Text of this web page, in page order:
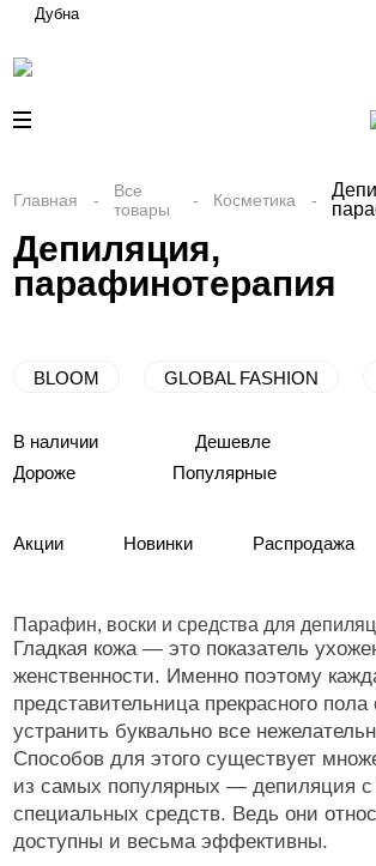
Дубна
Главная
Все
товары
Косметика
Депиляция,
парафинотерапия
BLOOM GLOBAL FASHION
В наличии
Дешевле
Дороже
Популярные
Акции Новинки Распродажа
Парафин, воски и средства для
Гладкая кожа — это показатель
женственности. Именно поэтому
представительница прекрасного пола
устранить буквально все
Способов для этого существует
из самых популярных — депиляция
специальных средств. Ведь они
доступны и весьма эффективны.